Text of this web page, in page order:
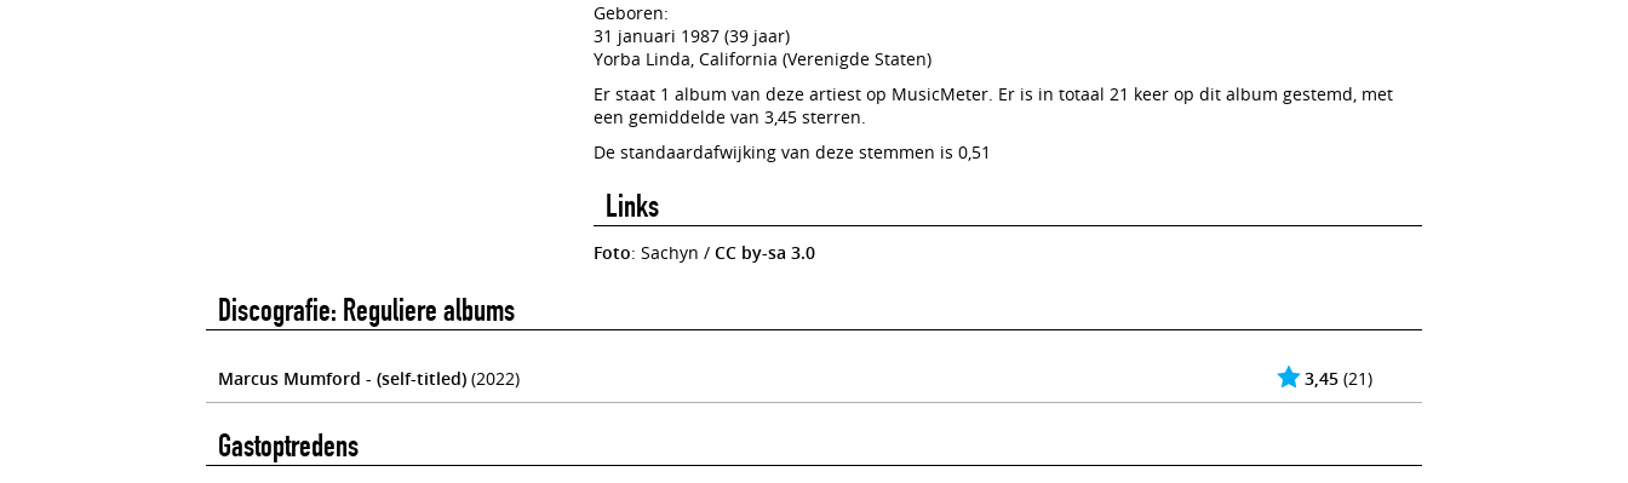
Geboren:
31 januari 1987 (39 jaar)
Yorba Linda, California (Verenigde Staten)
Er staat 1 album van deze artiest op MusicMeter. Er is in totaal 21 keer op dit album gestemd, met
een gemiddelde van 3,45 sterren.
De standaardafwijking van deze stemmen is 0,51
Links
Foto: Sachyn / CC by-sa 3.0
Discografie: Reguliere albums
3,45 (21)
Marcus Mumford - (self-titled) (2022)
Gastoptredens